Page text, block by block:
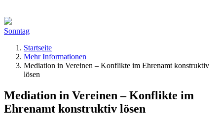
Sonntag
Startseite
Mehr Informationen
Mediation in Vereinen – Konflikte im Ehrenamt konstruktiv
lösen
Mediation in Vereinen – Konflikte im
Ehrenamt konstruktiv lösen